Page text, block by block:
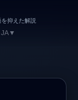
抑えた解説
JA▼